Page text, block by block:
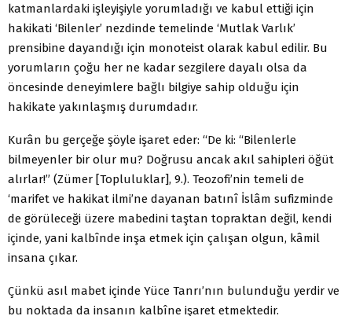
katmanlardaki işleyişiyle yorumladığı ve kabul ettiği için
hakikati ‘Bilenler’ nezdinde temelinde ‘Mutlak Varlık’
prensibine dayandığı için monoteist olarak kabul edilir. Bu
yorumların çoğu her ne kadar sezgilere dayalı olsa da
öncesinde deneyimlere bağlı bilgiye sahip olduğu için
hakikate yakınlaşmış durumdadır.
Kurân bu gerçeğe şöyle işaret eder: “De ki: “Bilenlerle
bilmeyenler bir olur mu? Doğrusu ancak akıl sahipleri öğüt
alırlar!” (Zümer [Topluluklar], 9.). Teozofi’nin temeli de
‘marifet ve hakikat ilmi’ne dayanan batınî İslâm sufizminde
de görüleceği üzere mabedini taştan topraktan değil, kendi
içinde, yani kalbînde inşa etmek için çalışan olgun, kâmil
insana çıkar.
Çünkü asıl mabet içinde Yüce Tanrı’nın bulunduğu yerdir ve
bu noktada da insanın kalbîne işaret etmektedir.